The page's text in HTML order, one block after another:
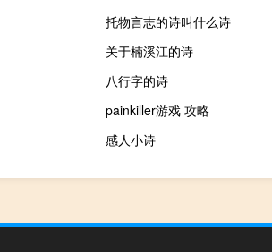
托物言志的诗叫什么诗
关于楠溪江的诗
八行字的诗
painkiller游戏 攻略
感人小诗